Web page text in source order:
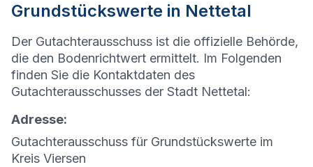
Grundstückswerte in Nettetal
Der Gutachterausschuss ist die offizielle Behörde,
die den Bodenrichtwert ermittelt. Im Folgenden
finden Sie die Kontaktdaten des
Gutachterausschusses der Stadt Nettetal:
Adresse:
Gutachterausschuss für Grundstückswerte im
Kreis Viersen